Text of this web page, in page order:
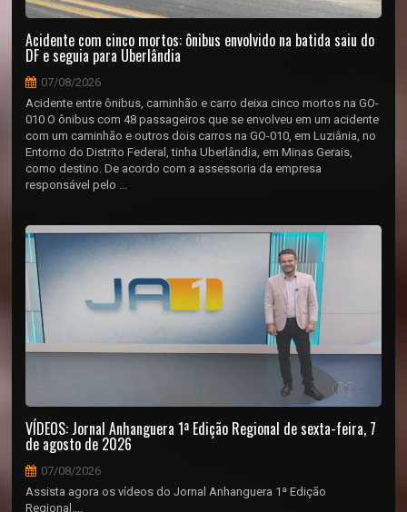
Acidente com cinco mortos: ônibus envolvido na batida saiu do
DF e seguia para Uberlândia
07/08/2026
Acidente entre ônibus, caminhão e carro deixa cinco mortos na GO-
010 O ônibus com 48 passageiros que se envolveu em um acidente
com um caminhão e outros dois carros na GO-010, em Luziânia, no
Entorno do Distrito Federal, tinha Uberlândia, em Minas Gerais,
como destino. De acordo com a assessoria da empresa
responsável pelo ...
VÍDEOS: Jornal Anhanguera 1ª Edição Regional de sexta-feira, 7
de agosto de 2026
07/08/2026
Assista agora os vídeos do Jornal Anhanguera 1ª Edição
Regional....